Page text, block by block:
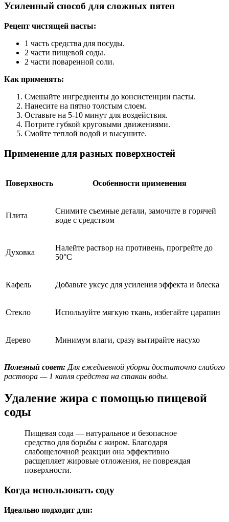
Усиленный способ для сложных пятен
Рецепт чистящей пасты:
1 часть средства для посуды.
2 части пищевой соды.
2 части поваренной соли.
Как применять:
Смешайте ингредиенты до консистенции пасты.
Нанесите на пятно толстым слоем.
Оставьте на 5-10 минут для воздействия.
Потрите губкой круговыми движениями.
Смойте теплой водой и высушите.
Применение для разных поверхностей
Поверхность Особенности применения
Плита
Снимите съемные детали, замочите в горячей
воде с средством
Духовка
Налейте раствор на противень, прогрейте до
50°C
Кафель Добавьте уксус для усиления эффекта и блеска
Стекло Используйте мягкую ткань, избегайте царапин
Дерево Минимум влаги, сразу вытирайте насухо
Полезный совет: Для ежедневной уборки достаточно слабого
раствора — 1 капля средства на стакан воды.
Удаление жира с помощью пищевой
соды
Пищевая сода — натуральное и безопасное
средство для борьбы с жиром. Благодаря
слабощелочной реакции она эффективно
расщепляет жировые отложения, не повреждая
поверхности.
Когда использовать соду
Идеально подходит для: